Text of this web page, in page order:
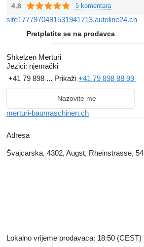
4.8 5 komentara
site1777970491531941713.autoline24.ch
Pretplatite se na prodavca
Shkelzen Merturi
Jezici: njemački
+41 79 898 ... Prikaži +41 79 898 88 99
Nazovite me
merturi-baumaschinen.ch
Adresa
Švaјcarska, 4302, Augst, Rheinstrasse, 54
Lokalno vrijeme prodavaca: 18:50 (CEST)